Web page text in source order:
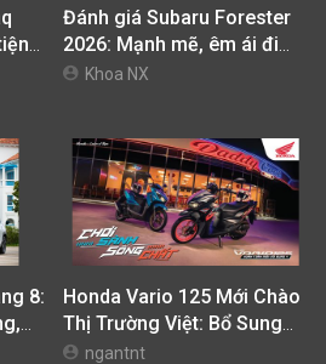
Đánh giá Subaru Forester
2026: Mạnh mẽ, êm ái đi
cùng hệ thống ADAS hoàn
Khoa NX
8:
Honda Vario 125 Mới Chào
Thị Trường Việt: Bổ Sung
Phiên Bản Street, Giá Từ
ngantnt